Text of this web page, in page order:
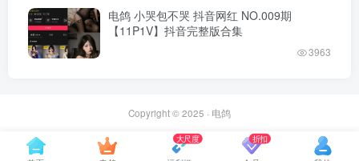
电鸽 小哭包不哭 抖音网红 NO.009期
【11P1V】抖音完整版合集
3963
Copyright © 2025 · 电鸽
大尺度 折扣